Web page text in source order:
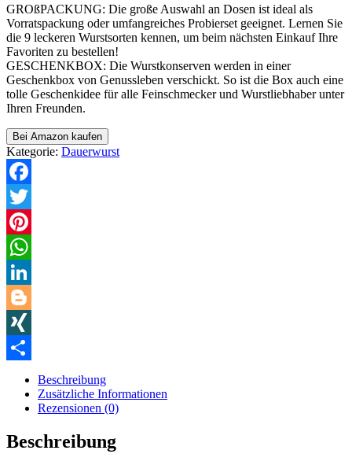
GROßPACKUNG: Die große Auswahl an Dosen ist ideal als
Vorratspackung oder umfangreiches Probierset geeignet. Lernen Sie
die 9 leckeren Wurstsorten kennen, um beim nächsten Einkauf Ihre
Favoriten zu bestellen!
GESCHENKBOX: Die Wurstkonserven werden in einer
Geschenkbox von Genussleben verschickt. So ist die Box auch eine
tolle Geschenkidee für alle Feinschmecker und Wurstliebhaber unter
Ihren Freunden.
Bei Amazon kaufen
Kategorie: Dauerwurst
Facebook
Twitter
Pinterest
WhatsApp
LinkedIn
Blogger
XING
Beschreibung
Zusätzliche Informationen
Rezensionen (0)
Beschreibung